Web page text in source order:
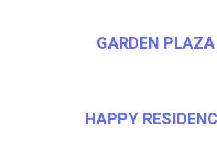
GARDEN PLAZA
HAPPY